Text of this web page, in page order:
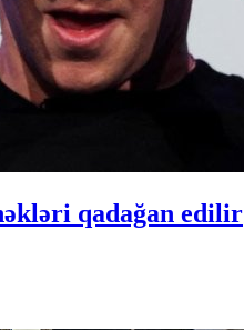
qadağan edilir